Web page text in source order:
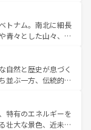
エティ豊かな料理
コンテンツ一覧を参
美を楽しむことが
のストリートフード
る。夜には、韓国な
力を心ゆくまで味
着の韓国情報はコンテンツ一
トナム。南北に細長
青々とした山々、世
の古い町並みやホ
も、独特の雰囲気を
豊かさとおいしさで
ーヒーなどは、ぜ
てもあたたかい人々
忘れられない旅にな
自然と歴史が息づく
並ぶ一方、伝統的な
マイなどの山岳地
ットやクラビの美し
ができる。タイ料理
特有のエネルギーを
壮大な景色、近未来